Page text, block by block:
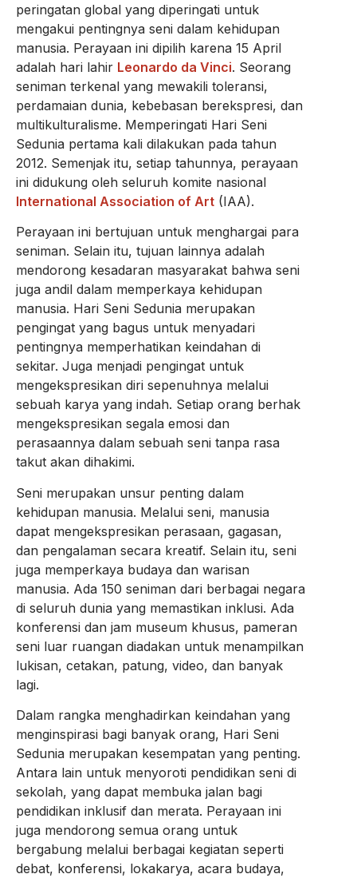
peringatan global yang diperingati untuk
mengakui pentingnya seni dalam kehidupan
manusia. Perayaan ini dipilih karena 15 April
adalah hari lahir Leonardo da Vinci. Seorang
seniman terkenal yang mewakili toleransi,
perdamaian dunia, kebebasan berekspresi, dan
multikulturalisme. Memperingati Hari Seni
Sedunia pertama kali dilakukan pada tahun
2012. Semenjak itu, setiap tahunnya, perayaan
ini didukung oleh seluruh komite nasional
International Association of Art (IAA).
Perayaan ini bertujuan untuk menghargai para
seniman. Selain itu, tujuan lainnya adalah
mendorong kesadaran masyarakat bahwa seni
juga andil dalam memperkaya kehidupan
manusia. Hari Seni Sedunia merupakan
pengingat yang bagus untuk menyadari
pentingnya memperhatikan keindahan di
sekitar. Juga menjadi pengingat untuk
mengekspresikan diri sepenuhnya melalui
sebuah karya yang indah. Setiap orang berhak
mengekspresikan segala emosi dan
perasaannya dalam sebuah seni tanpa rasa
takut akan dihakimi.
Seni merupakan unsur penting dalam
kehidupan manusia. Melalui seni, manusia
dapat mengekspresikan perasaan, gagasan,
dan pengalaman secara kreatif. Selain itu, seni
juga memperkaya budaya dan warisan
manusia. Ada 150 seniman dari berbagai negara
di seluruh dunia yang memastikan inklusi. Ada
konferensi dan jam museum khusus, pameran
seni luar ruangan diadakan untuk menampilkan
lukisan, cetakan, patung, video, dan banyak
lagi.
Dalam rangka menghadirkan keindahan yang
menginspirasi bagi banyak orang, Hari Seni
Sedunia merupakan kesempatan yang penting.
Antara lain untuk menyoroti pendidikan seni di
sekolah, yang dapat membuka jalan bagi
pendidikan inklusif dan merata. Perayaan ini
juga mendorong semua orang untuk
bergabung melalui berbagai kegiatan seperti
debat, konferensi, lokakarya, acara budaya,